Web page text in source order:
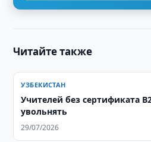
Читайте также
УЗБЕКИСТАН
Учителей без сертификата
увольнять
29/07/2026